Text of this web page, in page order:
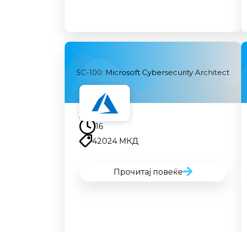
SC-100: Microsoft Cybersecurity Architect
Наскоро
16
42024 МКД
Прочитај повеќе